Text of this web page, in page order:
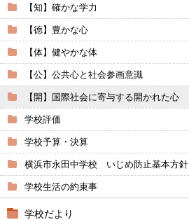
【知】確かな学力
【徳】豊かな心
【体】健やかな体
【公】公共心と社会参画意識
【開】国際社会に寄与する開かれた心
学校評価
学校予算・決算
横浜市永田中学校 いじめ防止基本方針
学校生活の約束事
学校だより